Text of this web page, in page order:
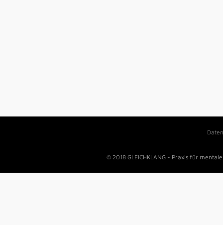
© 2018 GLEICHKLANG - Praxis für